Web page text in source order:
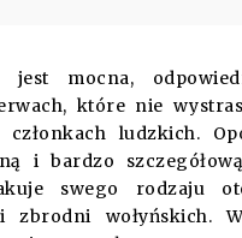
jest mocna,
które nie
członkach ludzkich.
i bardzo
swego rodzaju
zbrodni wołyńskich.